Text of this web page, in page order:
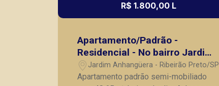
R$ 1.800,00 L
Apartamento/Padrão -
Residencial - No bairro Jardim
Anhangüera - Urben Ametist
Ribeirão Preto - SP | Zona
Jardim Anhangüera - Ribeirão Preto/SP
Apartamento padrão semi-mobiliado